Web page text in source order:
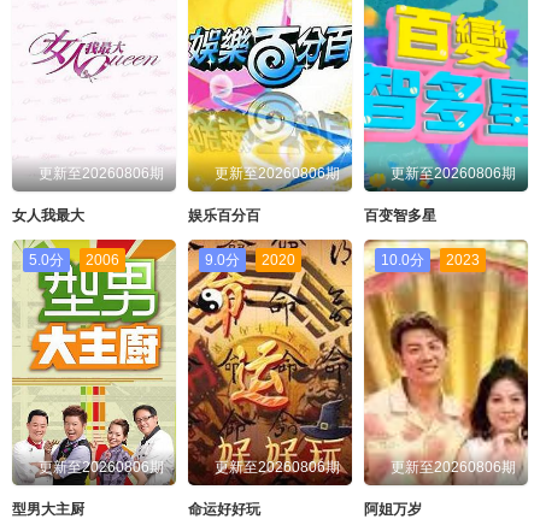
EP113
EP114 EP115
EP117
EP118 EP119
EP122 EP123
EP124 EP125
EP126 EP127
EP128 EP129
EP131
更新至20260806期
女人我最大
更新至20260806期
娱乐百分百
更新至20260806期
百变智多星
5.0分 2006
更新至20260806期
型男大主厨
9.0分 2020
更新至20260806期
命运好好玩
10.0分 2023
更新至20260806期
阿姐万岁